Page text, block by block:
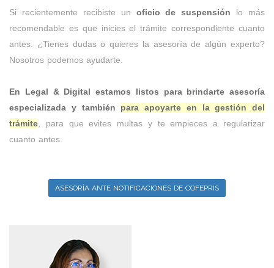
Si recientemente recibiste un oficio de suspensión lo más
recomendable es que inicies el trámite correspondiente cuanto
antes. ¿Tienes dudas o quieres la asesoría de algún experto?
Nosotros podemos ayudarte.
En Legal & Digital estamos listos para brindarte asesoría
especializada y también para apoyarte en la gestión del
trámite, para que evites multas y te empieces a regularizar
cuanto antes.
ASESORÍA ANTE NOTIFICACIONES DE COFEPRIS